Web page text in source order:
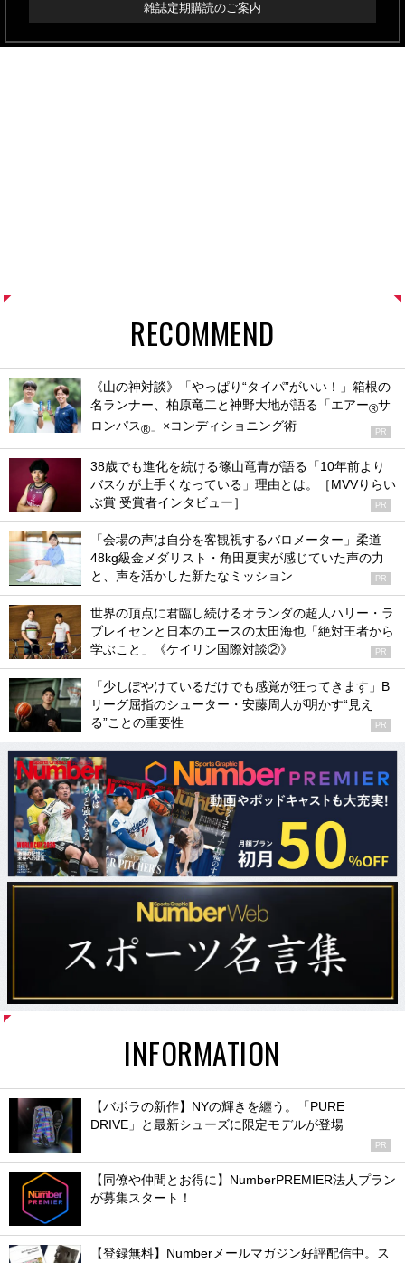
雑誌定期購読のご案内
RECOMMEND
《山の神対談》「やっぱり“タイパ”がいい！」箱根の
名ランナー、柏原竜二と神野大地が語る「エアー®サ
ロンパス® 」×コンディショニング術 PR
38歳でも進化を続ける篠山竜青が語る「10年前より
バスケが上手くなっている」理由とは。［MVVりらい
ぶ賞 受賞者インタビュー］
PR
「会場の声は自分を客観視するバロメーター」柔道
48kg級金メダリスト・角田夏実が感じていた声の力
と、声を活かした新たなミッション
PR
世界の頂点に君臨し続けるオランダの超人ハリー・ラ
ブレイセンと日本のエースの太田海也「絶対王者から
学ぶこと」《ケイリン国際対談②》
PR
「少しぼやけているだけでも感覚が狂ってきます」B
リーグ屈指のシューター・安藤周人が明かす“見え
る”ことの重要性
PR
INFORMATION
【バボラの新作】NYの輝きを纏う。「PURE
DRIVE」と最新シューズに限定モデルが登場
PR
【同僚や仲間とお得に】NumberPREMIER法人プラン
が募集スタート！
【登録無料】Numberメールマガジン好評配信中。ス